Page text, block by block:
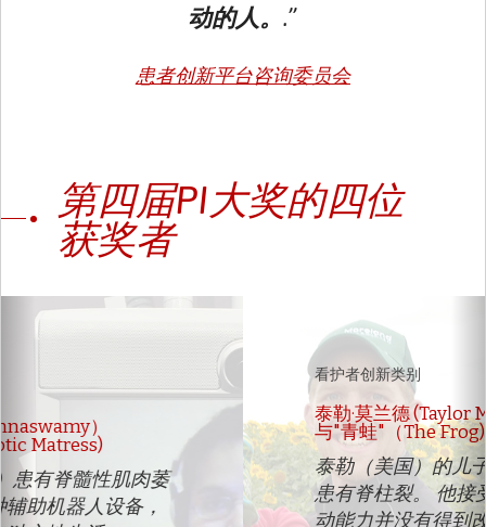
动的人。.”
患者创新平台咨询委员会
第四届PI大奖的四位
获奖者
泰勒·莫兰德 (Taylor Moreland)
与"青蛙"（The Frog)
泰勒（美国）的儿子布罗迪（Brody）
患有脊柱裂。 他接受了几次手术，但行
动能力并没有得到改善，而他的家人也
Previous